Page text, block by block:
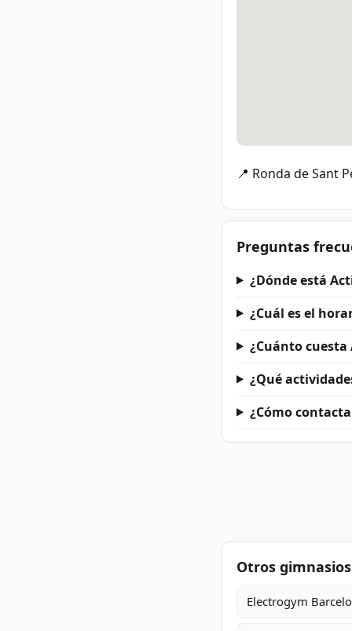
📍 Ronda de Sant
Preguntas
¿Dónde está
¿Cuál es el
¿Cuánto
¿Qué
¿Cómo
Otros
Electrogym